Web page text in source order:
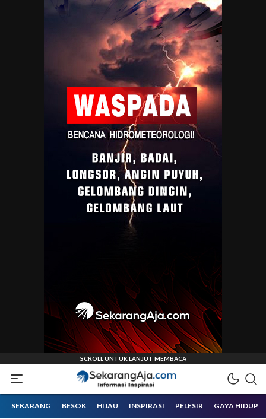
Sekarangaja
Informasi Inspirasi Malang Raya
SEKARANG BESOK HIJAU INSPIRASI PELESIR GAYA HIDUP